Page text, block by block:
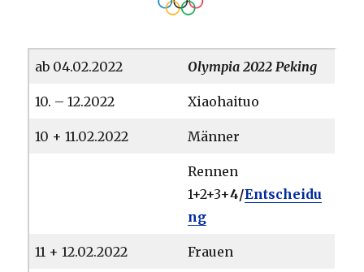
ab 04.02.2022 Olympia 2022 Peking
10. – 12.2022 Xiaohaituo
10 + 11.02.2022 Männer
Rennen
1+2+3+4/Entscheidu
ng
11 + 12.02.2022 Frauen